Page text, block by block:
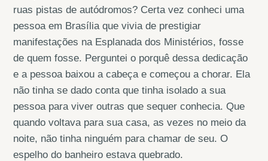
ruas pistas de autódromos? Certa vez conheci uma
pessoa em Brasília que vivia de prestigiar
manifestações na Esplanada dos Ministérios, fosse
de quem fosse. Perguntei o porquê dessa dedicação
e a pessoa baixou a cabeça e começou a chorar. Ela
não tinha se dado conta que tinha isolado a sua
pessoa para viver outras que sequer conhecia. Que
quando voltava para sua casa, as vezes no meio da
noite, não tinha ninguém para chamar de seu. O
espelho do banheiro estava quebrado.